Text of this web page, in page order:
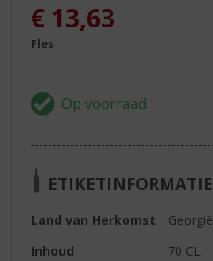
€ 13,63
Fles
ETIKETINFORMATIE
Land van Herkomst
Georgië
Inhoud
70 CL